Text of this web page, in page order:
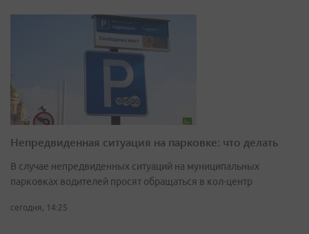
Непредвиденная ситуация на парковке: что делать
В случае непредвиденных ситуаций на муниципальных
парковках водителей просят обращаться в кол-центр
сегодня, 14:25